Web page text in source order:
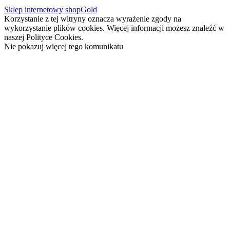
Sklep internetowy shopGold
Korzystanie z tej witryny oznacza wyrażenie zgody na
wykorzystanie plików cookies. Więcej informacji możesz znaleźć w
naszej Polityce Cookies.
Nie pokazuj więcej tego komunikatu